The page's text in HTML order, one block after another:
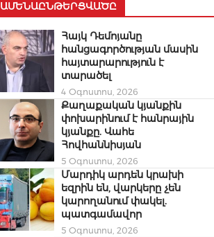
ԱՄԵՆԱԸՆԹԵՐՑՎԱԾԸ
Հայկ Դեմոյանը
հանցագործության մասին
հայտարարություն է
տարածել
4 Օգոստոս, 2026
Քաղաքական կյանքին
փոխարինում է հանրային
կյանքը. Վահե
Հովհաննիսյան
5 Օգոստոս, 2026
Մարդիկ արդեն կրախի
եզրին են, վարկերը չեն
կարողանում փակել.
պատգամավոր
5 Օգոստոս, 2026